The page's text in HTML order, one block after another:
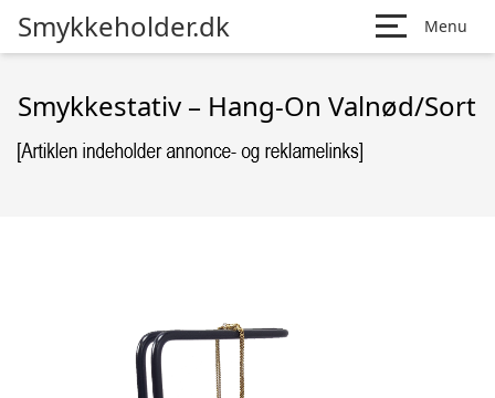
Smykkeholder.dk Menu
Smykkestativ – Hang-On Valnød/Sort